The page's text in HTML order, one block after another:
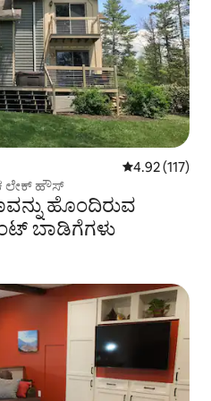
5 ರಲ್ಲಿ 4.92
4.92 (117)
ಲೇಕ್ ಹೌಸ್
ಹೊಂದಿರುವ
ಬಾಡಿಗೆಗಳು